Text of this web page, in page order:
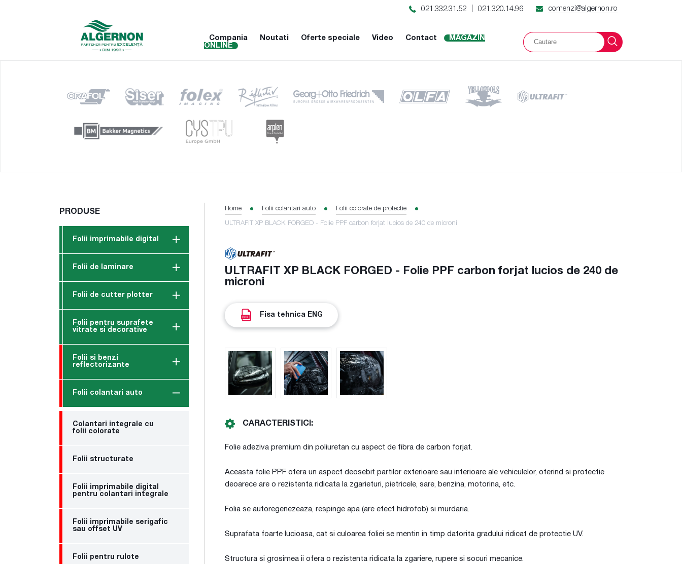
021.332.31.52 021.320.14.96 comenzi@algernon.ro
Compania Noutati Oferte speciale Video Contact
MAGAZIN
ONLINE
PRODUSE
Folii imprimabile digital
Folii de laminare
Folii de cutter plotter
Folii pentru suprafete
vitrate si decorative
Folii si benzi
reflectorizante
Folii colantari auto
Colantari integrale cu
folii colorate
Folii structurate
Folii imprimabile digital
pentru colantari integrale
Folii imprimabile serigafic
sau offset UV
Folii pentru rulote
Home Folii colantari auto Folii colorate de protectie
ULTRAFIT XP BLACK FORGED - Folie PPF carbon forjat lucios de 240 de microni
ULTRAFIT XP BLACK FORGED - Folie PPF carbon forjat lucios de 240 de
microni
Fisa tehnica ENG
CARACTERISTICI:
Folie adeziva premium din poliuretan cu aspect de fibra de carbon forjat.
Aceasta folie PPF ofera un aspect deosebit partilor exterioare sau interioare ale vehiculelor, oferind si protectie
deoarece are o rezistenta ridicata la zgarieturi, pietricele, sare, benzina, motorina, etc.
Folia se autoregenezeaza, respinge apa (are efect hidrofob) si murdaria.
Suprafata foarte lucioasa, cat si culoarea foliei se mentin in timp datorita gradului ridicat de protectie UV.
Structura si grosimea ii ofera o rezistenta ridicata la zgariere, rupere si socuri mecanice.